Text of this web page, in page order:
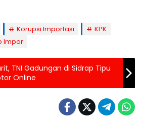
Korupsi Importasi
KPK
Impor
TNI Gadungan di Sidrap Tipu
Online